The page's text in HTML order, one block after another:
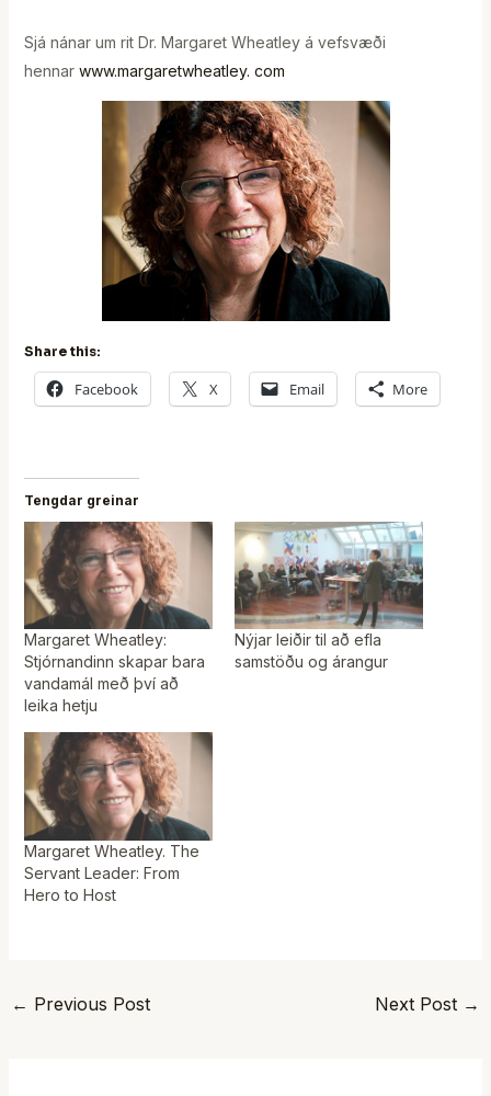
Sjá nánar um rit Dr. Margaret Wheatley á vefsvæði
hennarwww.margaretwheatley. com
Share this:
Facebook X Email More
Tengdar greinar
Margaret Wheatley:
Stjórnandinn skapar bara
vandamál með því að
leika hetju
Nýjar leiðir til að efla
samstöðu og árangur
Margaret Wheatley. The
Servant Leader: From
Hero to Host
← Previous Post Next Post →